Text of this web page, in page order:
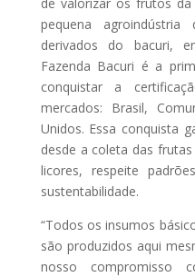
pequena agroindústria
derivados do bacuri,
Fazenda Bacuri é a
conquistar a
mercados: Brasil,
Unidos. Essa conquista
desde a coleta das
licores, respeite
sustentabilidade.
“Todos os insumos
são produzidos aqui
nosso compromisso